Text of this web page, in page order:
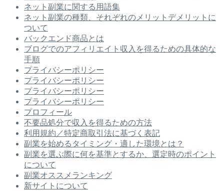
ネット副業に関する用語集
ネット副業の種類、それぞれのメリットデメリットに
ついて
バックエンド商品とは
ブログでのアフィリエイト収入を得るための具体的な
手順
プライバシーポリシー
プライバシーポリシー
プライバシーポリシー
プライバシーポリシー
プロフィール
不要品処分で収入を得るための方法
利用規約／特定商取引法に基づく表記
副業を始めるタイミング・適した環境とは？
副業を選ぶ際に何を基準とするか、選定時のポイント
について
副業オススメランキング
新サイトについて